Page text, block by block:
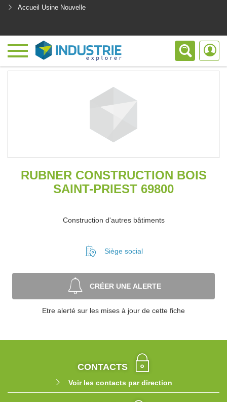
Accueil Usine Nouvelle
RUBNER CONSTRUCTION BOIS
SAINT-PRIEST 69800
Construction d'autres bâtiments
Siège social
CRÉER UNE ALERTE
Etre alerté sur les mises à jour de cette fiche
CONTACTS
Voir les contacts par direction